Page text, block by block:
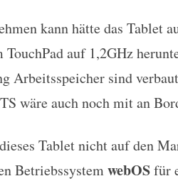
kann hätte das Tablet
auf 1,2GHz
Arbeitsspeicher sind
wäre auch noch mit an
Tablet nicht auf den
BetriebssystemwebOSfür